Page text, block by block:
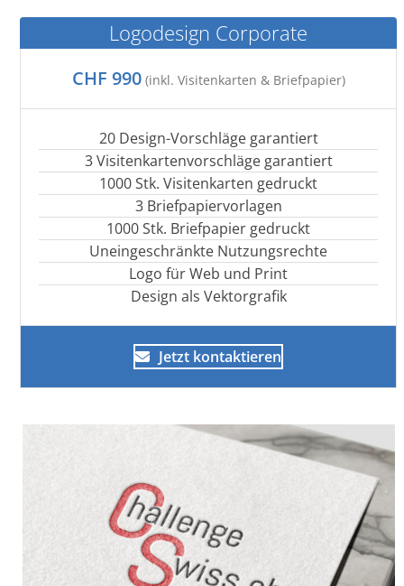
Logodesign Corporate
CHF 990(inkl. Visitenkarten & Briefpapier)
20 Design-Vorschläge garantiert
3 Visitenkartenvorschläge garantiert
1000 Stk. Visitenkarten gedruckt
3 Briefpapiervorlagen
1000 Stk. Briefpapier gedruckt
Uneingeschränkte Nutzungsrechte
Logo für Web und Print
Design als Vektorgrafik
Jetzt kontaktieren